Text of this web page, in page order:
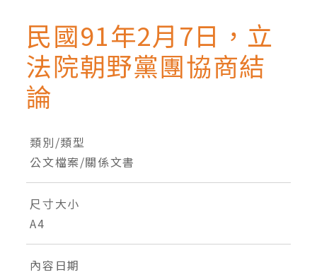
民國91年2月7日，立
法院朝野黨團協商結
論
類別/類型
公文檔案/關係文書
尺寸大小
A4
內容日期